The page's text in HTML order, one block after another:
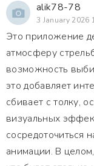
alik78-78
3 January 2026
Это приложение
атмосферу
возможность
это добавляет
сбивает с толку,
визуальных
сосредоточиться
анимации. В